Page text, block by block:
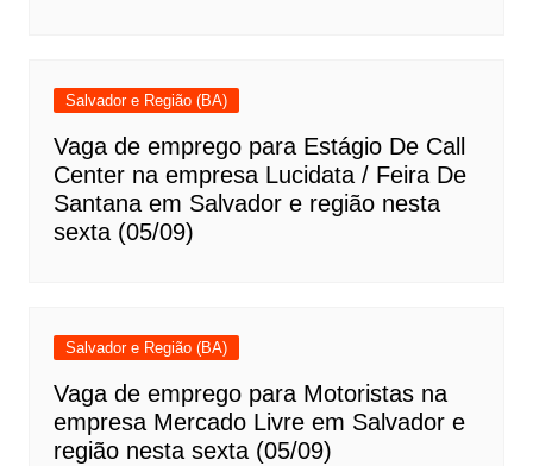
Salvador e Região (BA)
Vaga de emprego para Estágio De Call
Center na empresa Lucidata / Feira De
Santana em Salvador e região nesta
sexta (05/09)
Salvador e Região (BA)
Vaga de emprego para Motoristas na
empresa Mercado Livre em Salvador e
região nesta sexta (05/09)